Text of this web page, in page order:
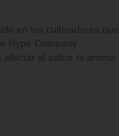
en los cultivadores que
Hype Company
al sabor ni aroma